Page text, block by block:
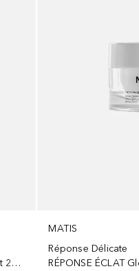
Natural-Secure Natural Origin Deodorant 24Hr Protection
MATIS
Réponse Délicate
RÉPONSE ÉCLAT